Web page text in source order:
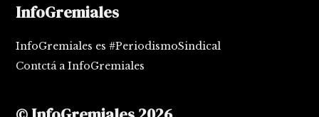
InfoGremiales
InfoGremiales es #PeriodismoSindical
Contctá a InfoGremiales